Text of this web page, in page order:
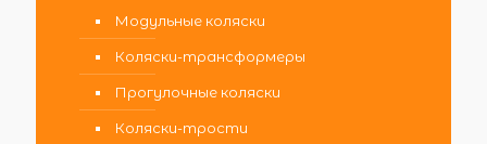
Модульные коляски
Коляски-трансформеры
Прогулочные коляски
Коляски-трости